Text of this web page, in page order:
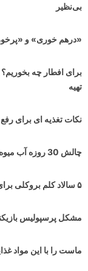
بی‌نظیر
«درهم خوری» و
تهیه
نکات تغذیه ای برای
چالش 30 روزه آب میوه؛ هم وزن کم کن و هم بدنت رو سم زدایی کن!
۵ سالاد کلم بروکلی برای یک رژیم غذایی سالم
مشکل پرسپولیس
ماست را با این مواد